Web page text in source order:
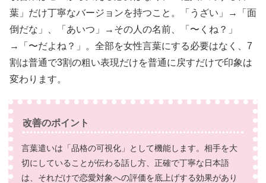
葉」だけ丁寧なバージョンを持つこと。「うざい」→「面
倒だな」、「あいつ」→その人の名前、「〜くね？」
→「〜だよね？」。全部を女性言葉にする必要はなく、7
割は普通で3割の粗い表現だけを普通に戻すだけで印象は
変わります。
改善のポイント
言葉遣いは「品格の可視化」として機能します。相手を大
切にしていることが伝わる話し方、正確で丁寧な日本語
は、それだけで恋愛対象への評価を底上げする効果があり